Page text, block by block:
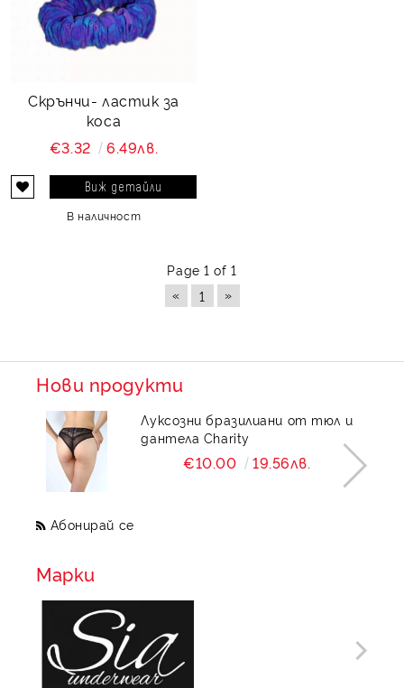
Скрънчи- ластик за
коса
€3.32
6.49лв.
Виж детайли
В наличност
Page 1 of 1
«
1 »
Нови продукти
Луксозни бразилиани от тюл и
дантела Charity
€10.00 19.56лв.
Абонирай се
Марки